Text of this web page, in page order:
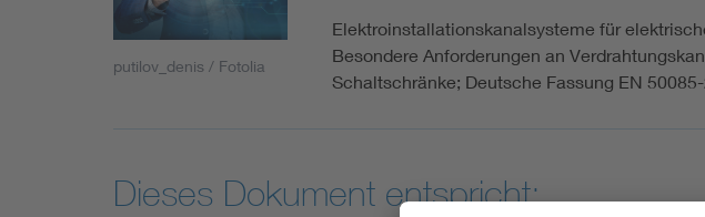
putilov_denis / Fotolia
Elektroinstallationskanalsysteme für
Besondere Anforderungen an
Schaltschränke; Deutsche Fassung EN
Dieses Dokument entspricht: